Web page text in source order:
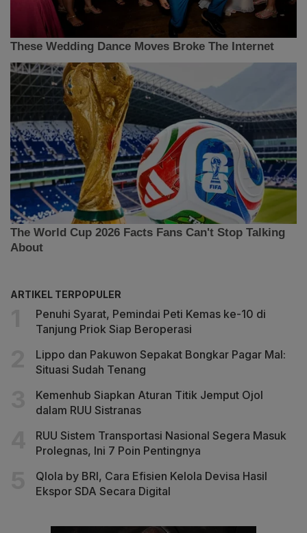
ARTIKEL TERPOPULER
Penuhi Syarat, Pemindai Peti Kemas ke-10 di
Tanjung Priok Siap Beroperasi
Lippo dan Pakuwon Sepakat Bongkar Pagar Mal:
Situasi Sudah Tenang
Kemenhub Siapkan Aturan Titik Jemput Ojol
dalam RUU Sistranas
RUU Sistem Transportasi Nasional Segera Masuk
Prolegnas, Ini 7 Poin Pentingnya
Qlola by BRI, Cara Efisien Kelola Devisa Hasil
Ekspor SDA Secara Digital